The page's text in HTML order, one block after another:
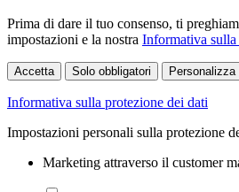
Prima di dare il tuo consenso, ti
impostazioni e la nostra Informativa
Accetta Solo obbligatori
Informativa sulla protezione dei dati
Impostazioni personali sulla protezione
Marketing attraverso il customer